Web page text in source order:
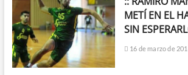
METÍ EN EL
SIN
16 de marzo de